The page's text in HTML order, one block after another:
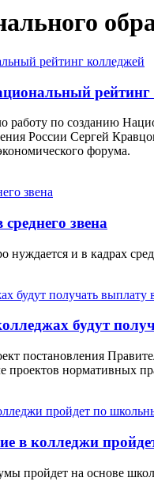
рейтинг
работу по созданию
России Сергей
форума.
звена
и в кадрах
будут
постановления
проектов нормативных
в колледжи
пройдет на основе